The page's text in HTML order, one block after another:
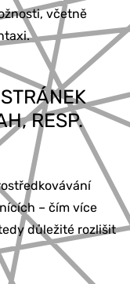
včetně
RESP.
– čím více
důležité rozlišit